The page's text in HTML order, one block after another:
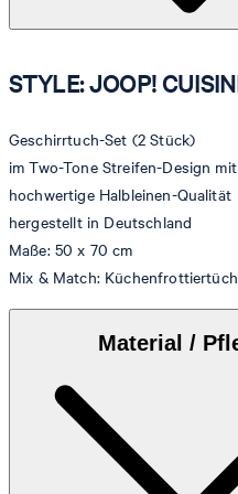
STYLE: JOOP!
Geschirrtuch-Set (2 Stück)
im Two-Tone Streifen-Design
hochwertige Halbleinen-Qualität
hergestellt in Deutschland
Maße: 50 x 70 cm
Mix & Match:
Material /